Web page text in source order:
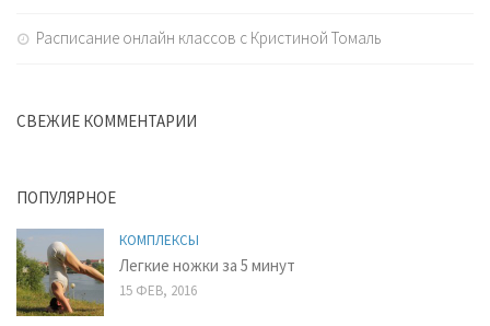
Расписание онлайн классов с Кристиной Томаль
СВЕЖИЕ КОММЕНТАРИИ
ПОПУЛЯРНОЕ
КОМПЛЕКСЫ
Легкие ножки за 5 минут
15 ФЕВ, 2016